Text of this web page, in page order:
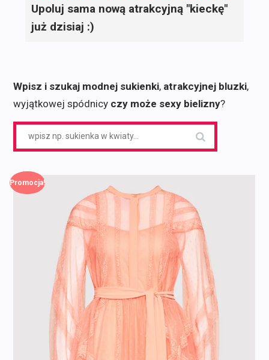
Upoluj sama nową atrakcyjną "kieckę"
już dzisiaj :)
Wpisz i szukaj modnej sukienki, atrakcyjnej bluzki,
wyjątkowej spódnicy czy może sexy bielizny?
Promocja!